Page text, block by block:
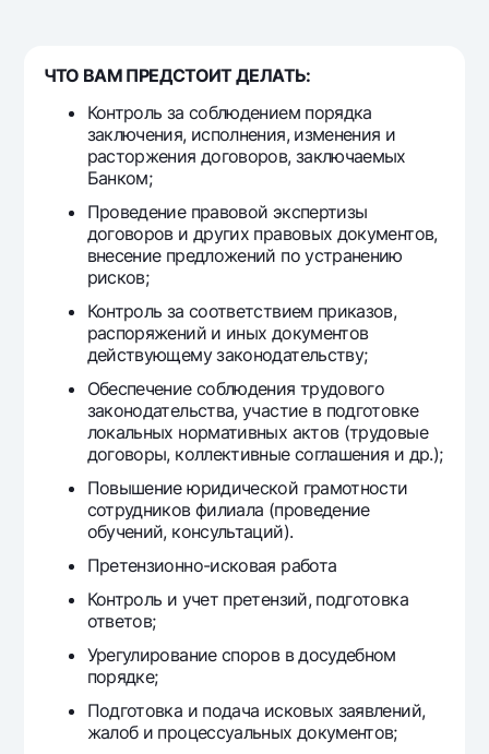
Talab qilib olinguncha USD
Oltin omonat
NBU’dan oltin quymalar
Kumush omonat
Visa
Mastercard
Ish haqi
Aksiyalar
Milliy mobil ilovasi
Ko'p beriladigan savollar
Sayt bo‘yicha qidiring
Qidirish
Foydali havolalar
Ko'p beriladigan savollar
Ofis va bankomatlar
Shaxsiy ma'lumotlarni qayta ishlashga rozilik berish
Bizni ijtimoiy tarmoqlarda kuzatib boring
Aloqa markazi
+998 78 148-00-101344
ЧТО ВАМ ПРЕДСТОИТ ДЕЛАТЬ:
Контроль за соблюдением порядка
заключения, исполнения, изменения и
расторжения договоров, заключаемых
Банком;
Проведение правовой экспертизы
договоров и других правовых документов,
внесение предложений по устранению
рисков;
Контроль за соответствием приказов,
распоряжений и иных документов
действующему законодательству;
Обеспечение соблюдения трудового
законодательства, участие в подготовке
локальных нормативных актов (трудовые
договоры, коллективные соглашения и др.);
Повышение юридической грамотности
сотрудников филиала (проведение
обучений, консультаций).
Претензионно-исковая работа
Контроль и учет претензий, подготовка
ответов;
Урегулирование споров в досудебном
порядке;
Подготовка и подача исковых заявлений,
жалоб и процессуальных документов;